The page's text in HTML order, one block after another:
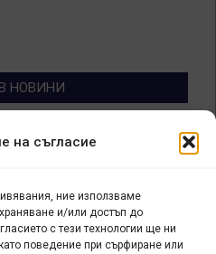
на съгласие
ние използваме
и/или достъп до
с тези технологии ще ни
поведение при сърфиране или
НОВИНИ
магазин за изкуство